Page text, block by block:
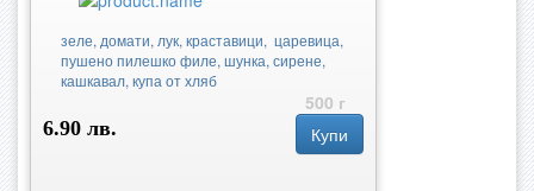
зеле, домати, лук, краставици, царевица,
пушено пилешко филе, шунка, сирене,
кашкавал, купа от хляб
500 г
6.90 лв.
Купи